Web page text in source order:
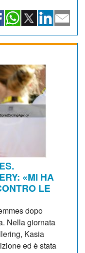
«MI HA
LE
dopo
Nella giornata
Kasia
ed è stata